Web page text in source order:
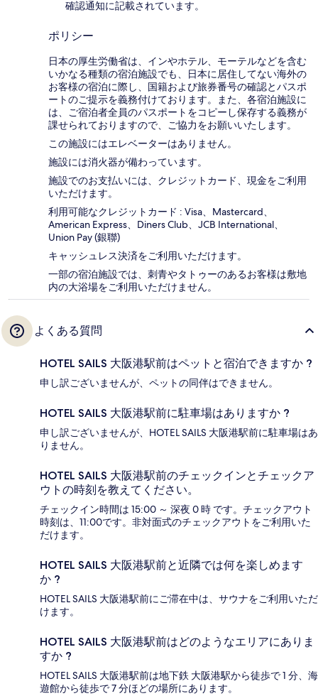
確認通知に記載されています。
ポリシー
日本の厚生労働省は、インやホテル、モーテルなどを含む
いかなる種類の宿泊施設でも、日本に​居住してない海外の
お客様の宿泊に際し、国籍および旅券番号の確認とパスポ
ートのご提示を義務付け​ております。また、各宿泊施設に
は、ご宿泊者全員のパスポートをコピーし保存する義務が
課せられておりますの​で、ご協力をお願いいたします。
この施設にはエレベーターはありません。
施設には消火器が備わっています。
施設でのお支払いには、クレジットカード、現金をご利用
いただけます。
利用可能なクレジットカード : Visa、Mastercard、
American Express、Diners Club、JCB International、
Union Pay (銀聯)
キャッシュレス決済をご利用いただけます。
一部の宿泊施設では、刺青やタトゥーのあるお客様は敷地
内の大浴場をご利用いただけません。
よくある質問
HOTEL SAILS 大阪港駅前はペットと宿泊できますか ?
申し訳ございませんが、ペットの同伴はできません。
HOTEL SAILS 大阪港駅前に駐車場はありますか ?
申し訳ございませんが、HOTEL SAILS 大阪港駅前に駐車場はあ
りません。
HOTEL SAILS 大阪港駅前のチェックインとチェックア
ウトの時刻を教えてください。
チェックイン時間は 15:00 ～ 深夜 0 時 です。チェックアウト
時刻は、11:00です。非対面式のチェックアウトをご利用いた
だけます。
HOTEL SAILS 大阪港駅前と近隣では何を楽しめます
か ?
HOTEL SAILS 大阪港駅前にご滞在中は、サウナをご利用いただ
けます。
HOTEL SAILS 大阪港駅前はどのようなエリアにありま
すか ?
HOTEL SAILS 大阪港駅前は地下鉄 大阪港駅から徒歩で 1 分、海
遊館から徒歩で 7 分ほどの場所にあります。